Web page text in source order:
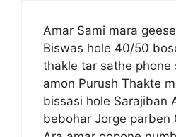
Amar Sami mara
Biswas hole 40/50
thakle tar sathe phone
amon Purush Thakte
bissasi hole Sarajiban
bebohar Jorge parben